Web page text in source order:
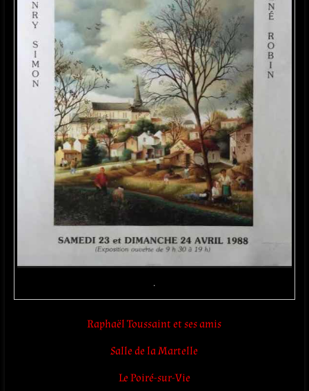
.
Raphaël Toussaint et ses amis
Salle de la Martelle
Le Poiré-sur-Vie